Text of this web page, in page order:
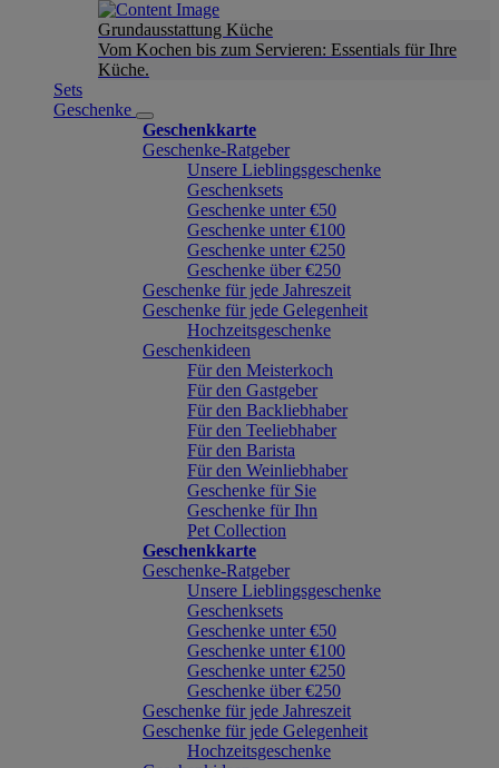
Grundausstattung Küche
Vom Kochen bis zum Servieren: Essentials für Ihre
Küche.
Sets
Geschenke
Geschenkkarte
Geschenke-Ratgeber
Unsere Lieblingsgeschenke
Geschenksets
Geschenke unter €50
Geschenke unter €100
Geschenke unter €250
Geschenke über €250
Geschenke für jede Jahreszeit
Geschenke für jede Gelegenheit
Hochzeitsgeschenke
Geschenkideen
Für den Meisterkoch
Für den Gastgeber
Für den Backliebhaber
Für den Teeliebhaber
Für den Barista
Für den Weinliebhaber
Geschenke für Sie
Geschenke für Ihn
Pet Collection
Geschenkkarte
Geschenke-Ratgeber
Unsere Lieblingsgeschenke
Geschenksets
Geschenke unter €50
Geschenke unter €100
Geschenke unter €250
Geschenke über €250
Geschenke für jede Jahreszeit
Geschenke für jede Gelegenheit
Hochzeitsgeschenke